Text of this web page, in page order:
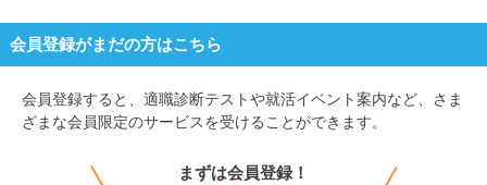
会員登録がまだの方はこちら
会員登録すると、 適職診断テストや就活イベント案内など、さま
ざまな会員限定のサービスを受けることができます。
まずは会員登録！